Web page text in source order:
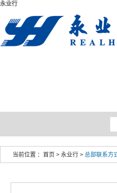
永业行
当前位置 ： 首页 > 永业行 > 总部联系方